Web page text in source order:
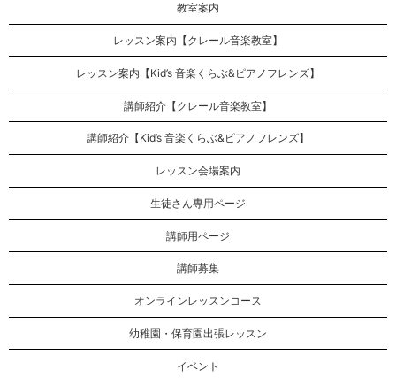
教室案内
レッスン案内【クレール音楽教室】
レッスン案内【Kid’s 音楽くらぶ&ピアノフレンズ】
講師紹介【クレール音楽教室】
講師紹介【Kid’s 音楽くらぶ&ピアノフレンズ】
レッスン会場案内
生徒さん専用ページ
講師用ページ
講師募集
オンラインレッスンコース
幼稚園・保育園出張レッスン
イベント